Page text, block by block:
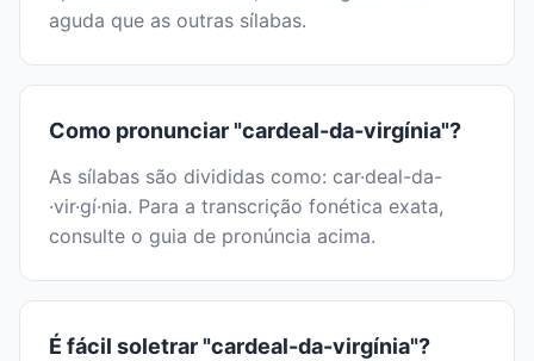
aguda que as outras sílabas.
Como pronunciar "cardeal-da-virgínia"?
As sílabas são divididas como: car·deal-da-
·vir·gí·nia. Para a transcrição fonética exata,
consulte o guia de pronúncia acima.
É fácil soletrar "cardeal-da-virgínia"?